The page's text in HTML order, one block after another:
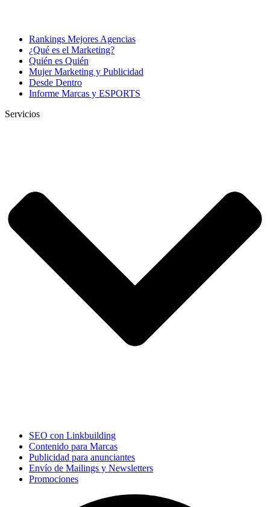
Rankings Mejores Agencias
¿Qué es el Marketing?
Quién es Quién
Mujer Marketing y Publicidad
Desde Dentro
Informe Marcas y ESPORTS
Servicios
SEO con Linkbuilding
Contenido para Marcas
Publicidad para anunciantes
Envío de Mailings y Newsletters
Promociones